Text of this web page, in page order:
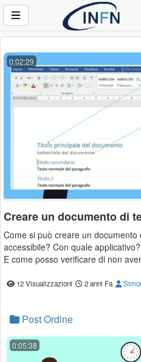
0:02:29
Creare un documento di
Come si può creare un
accessibile? Con quale
E come posso verificare di non
12 Visualizzazioni 2 anni Fa
Post Ordine
0:05:38